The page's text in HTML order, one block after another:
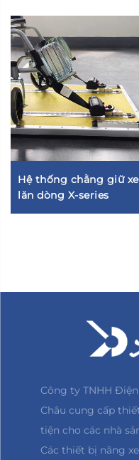
Hệ thống chằng giữ xe
lăn dòng X-series
Công ty TNHH
Châu cung cấp
tiện cho các nhà
Các thiết bị nâng